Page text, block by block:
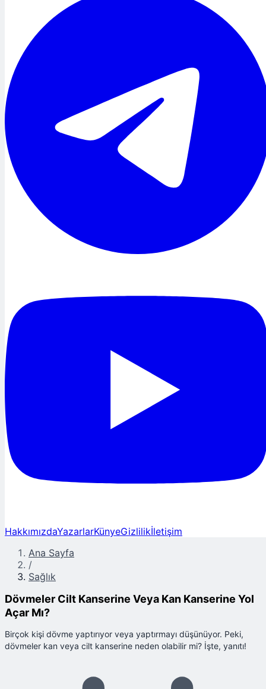
HakkımızdaYazarlarKünyeGizlilikİletişim
Ana Sayfa
/
Sağlık
Dövmeler Cilt Kanserine Veya Kan Kanserine Yol
Açar Mı?
Birçok kişi dövme yaptırıyor veya yaptırmayı düşünüyor. Peki,
dövmeler kan veya cilt kanserine neden olabilir mi? İşte, yanıtı!